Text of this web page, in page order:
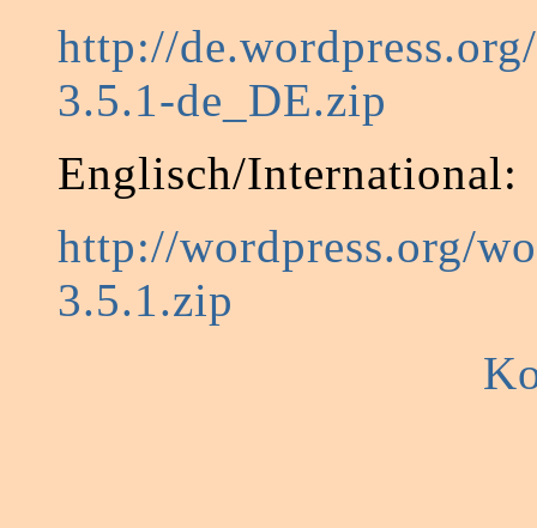
http://
3.5.1-de_DE.zip
Englisch/International:
http://wordpress.org/
3.5.1.zip